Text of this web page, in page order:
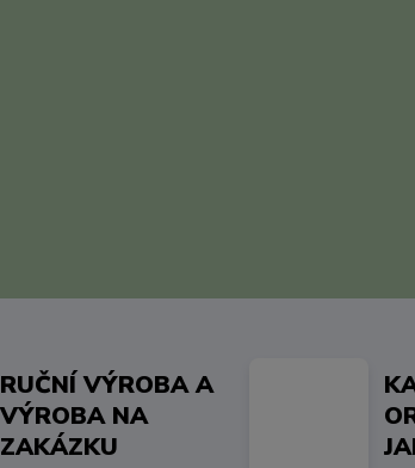
RUČNÍ VÝROBA A
VÝROBA NA
ZAKÁZKU